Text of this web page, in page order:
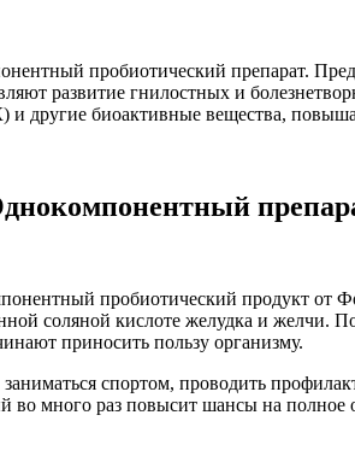
пробиотический препарат.
развитие гнилостных и
другие биоактивные вещества,
пробиотический продукт от
соляной кислоте желудка и желчи.
приносить пользу организму.
спортом, проводить
во много раз повысит шансы на полное